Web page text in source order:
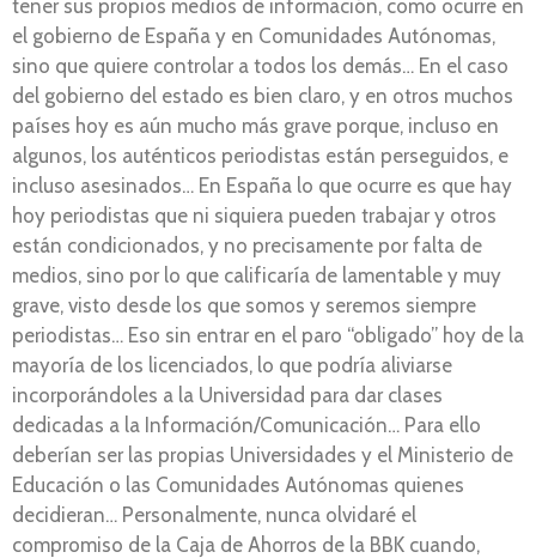
tener sus propios medios de información, como ocurre en
el gobierno de España y en Comunidades Autónomas,
sino que quiere controlar a todos los demás… En el caso
del gobierno del estado es bien claro, y en otros muchos
países hoy es aún mucho más grave porque, incluso en
algunos, los auténticos periodistas están perseguidos, e
incluso asesinados… En España lo que ocurre es que hay
hoy periodistas que ni siquiera pueden trabajar y otros
están condicionados, y no precisamente por falta de
medios, sino por lo que calificaría de lamentable y muy
grave, visto desde los que somos y seremos siempre
periodistas… Eso sin entrar en el paro “obligado” hoy de la
mayoría de los licenciados, lo que podría aliviarse
incorporándoles a la Universidad para dar clases
dedicadas a la Información/Comunicación… Para ello
deberían ser las propias Universidades y el Ministerio de
Educación o las Comunidades Autónomas quienes
decidieran… Personalmente, nunca olvidaré el
compromiso de la Caja de Ahorros de la BBK cuando,